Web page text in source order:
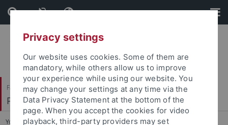
Skip
to
content
Skip
to
footer
Faculty of Humanities
Prof. Dr. Dorothee Kimmich
You are here: Home ... Phillip Brandes, M.A.
Privacy settings
Our website uses cookies. Some of them are
mandatory, while others allow us to improve
your experience while using our website. You
may change your settings at any time via the
Data Privacy Statement at the bottom of the
page. When you accept the cookies for video
playback, third-party providers may set